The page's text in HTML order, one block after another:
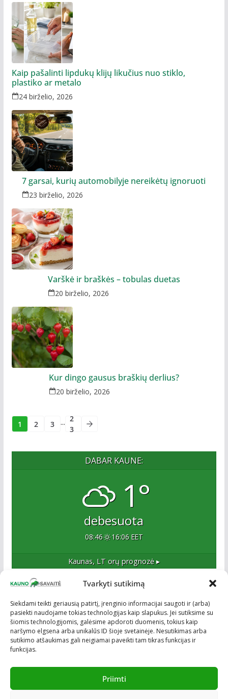
Tvarkyti sutikimą
Siekdami teikti geriausią patirtį, įrenginio informacijai saugoti ir (arba)
pasiekti naudojame tokias technologijas kaip slapukus. Jei sutiksime su
šiomis technologijomis, galėsime apdoroti duomenis, tokius kaip
naršymo elgsena arba unikalūs ID šioje svetainėje. Nesutikimas arba
sutikimo atšaukimas gali neigiamai paveikti tam tikras funkcijas ir
funkcijas.
Priimti
Kaip pašalinti lipdukų klijų likučius nuo stiklo,
plastiko ar metalo
24 birželio, 2026
7 garsai, kurių automobilyje nereikėtų ignoruoti
23 birželio, 2026
Varškė ir braškės – tobulas duetas
20 birželio, 2026
Kur dingo gausus braškių derlius?
20 birželio, 2026
1 2 3 ... 2
3
DABAR KAUNE:
1°
debesuota
08:46 16:06 EET
Kaunas, LTorų prognozė ▸
Esame naujas Kaune, tačiau veržlus ir profesionalus
kolektyvas. Ne naujokai žiniasklaidoje. Į Kauną
žengiame tvirtai įsitikinę savo sėkme.